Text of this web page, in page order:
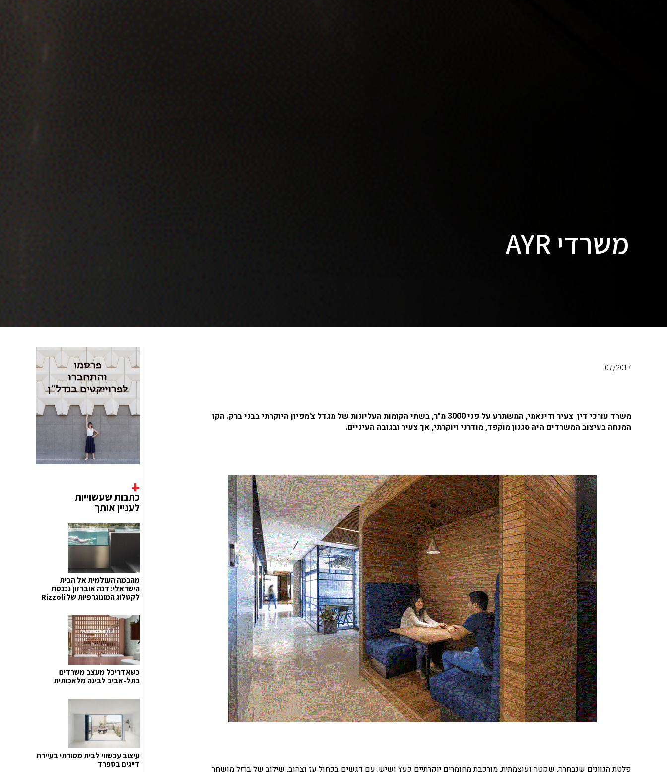
משרדי AYR
07/2017
משרד עורכי דין צעיר ודינאמי, המשתרע על פני 3000 מ"ר, בשתי הקומות העליונות של מגדל צ'מפיון היוקרתי בבני ברק. הקו
המנחה בעיצוב המשרדים היה סגנון מוקפד, מודרני ויוקרתי, אך צעיר ובגובה העיניים.
פלטת הגוונים שנבחרה, שקטה ועוצמתית, מורכבת מחומרים יוקרתיים כעץ ושיש, עם דגשים בכחול עז וצהוב. שילוב של ברזל מושחר
כתבות שעשוייות
לעניין אותך
מהבמה העולמית אל הבית
הישראלי: דנה אוברזון נכנסת
לקטלוג המונוגרפיות של Rizzoli
כשאדריכל מעצב משרדים
בתל-אביב לבינה מלאכותית
עיצוב עכשווי לבית מסורתי בעיירת
דייגים בספרד